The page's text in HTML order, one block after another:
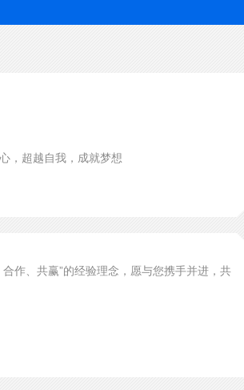
，超越自我，成就梦想
合作、共赢”的经验理念，愿与您携手并进，共